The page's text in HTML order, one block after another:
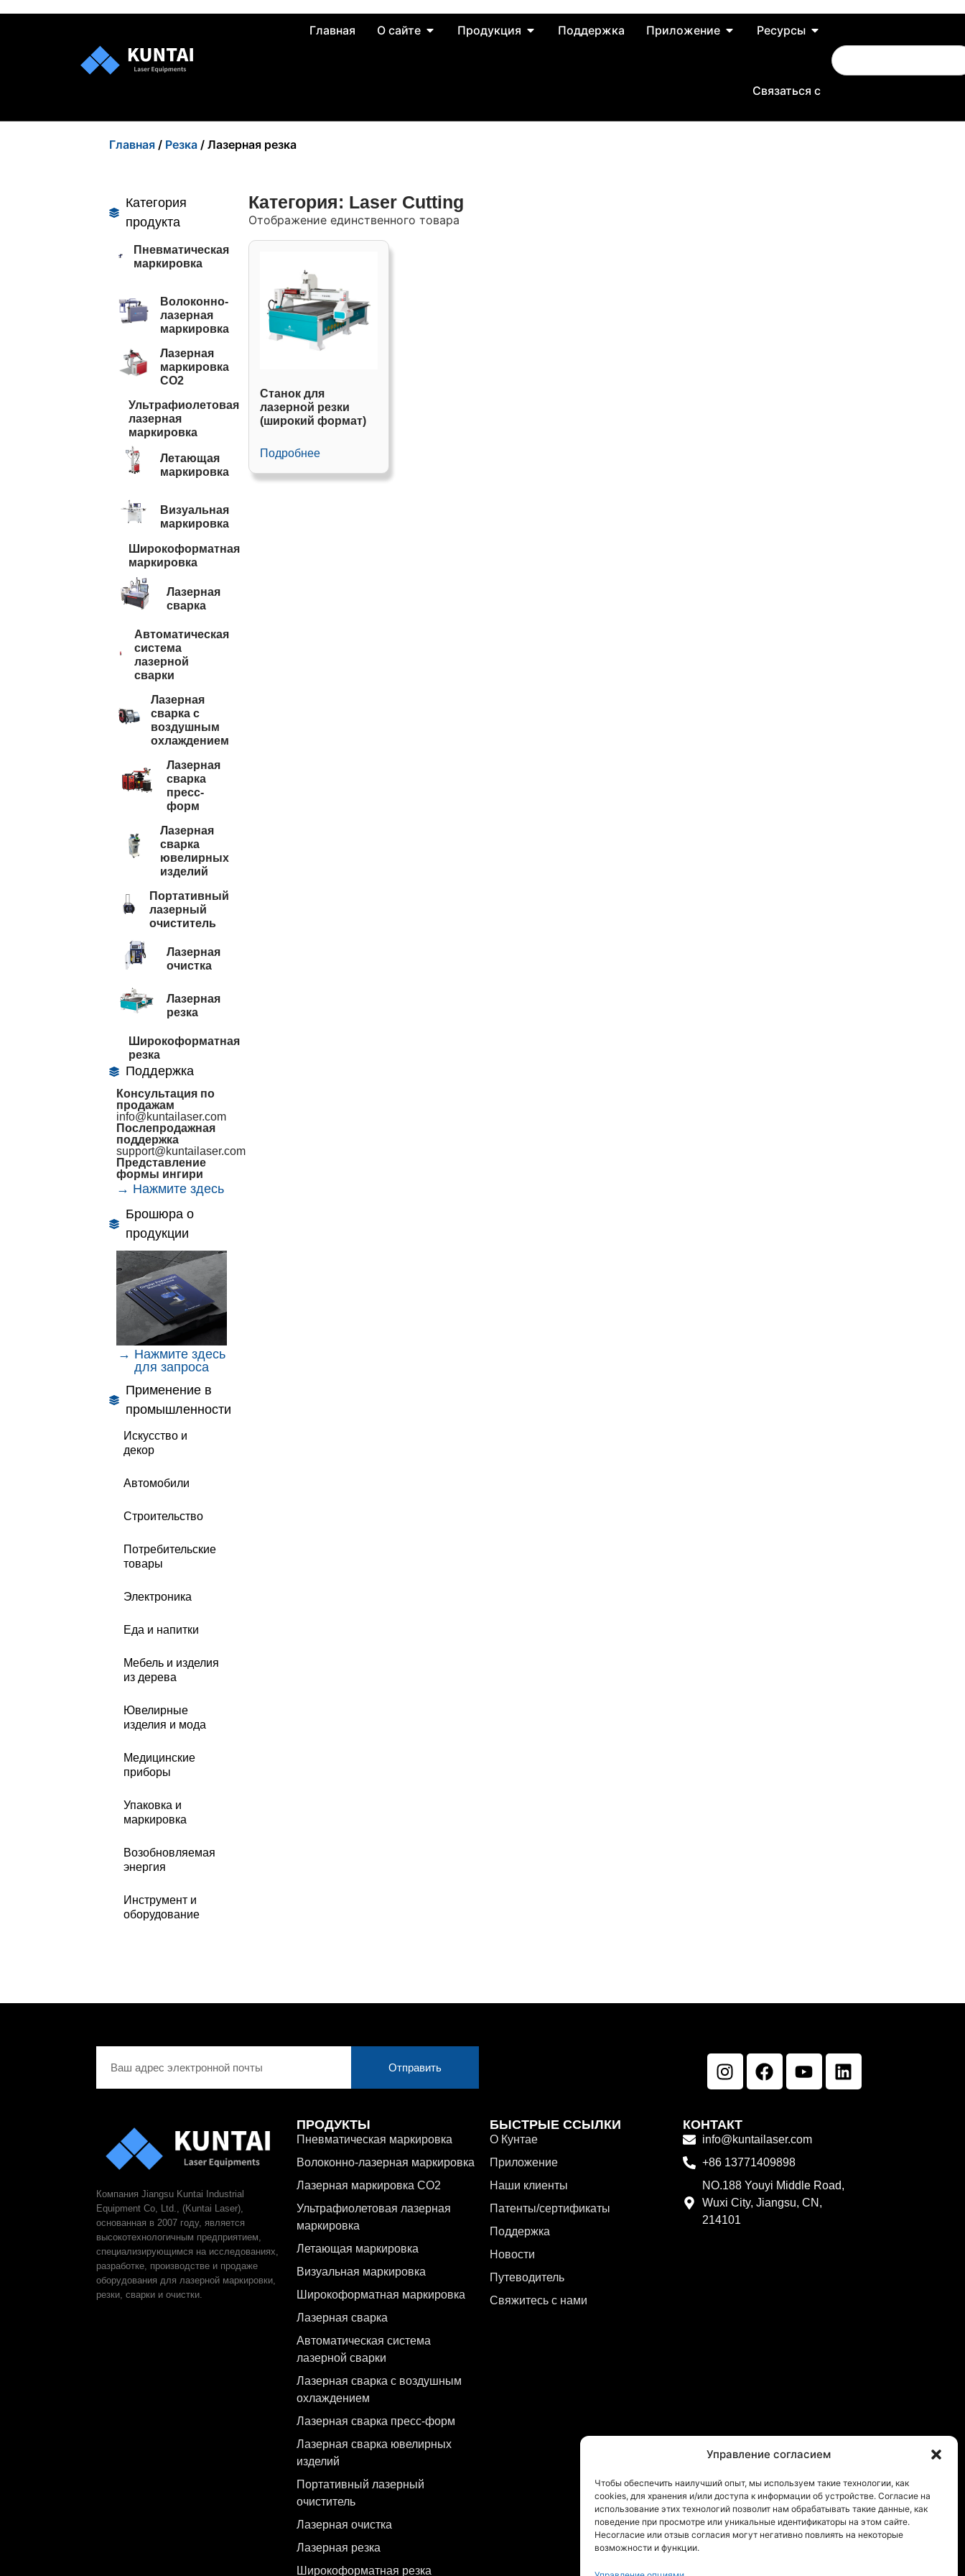
Управление согласием
Чтобы обеспечить наилучший опыт, мы используем такие технологии, как
cookies, для хранения и/или доступа к информации об устройстве. Согласие на
использование этих технологий позволит нам обрабатывать такие данные, как
поведение при просмотре или уникальные идентификаторы на этом сайте.
Несогласие или отзыв согласия могут негативно повлиять на некоторые
возможности и функции.
Главная О сайте Продукция Поддержка Приложение Ресурсы
Связаться с
Главная / Резка / Лазерная резка
Категория
продукта
Пневматическая
маркировка
Волоконно-
лазерная
маркировка
Лазерная
маркировка
CO2
Ультрафиолетовая
лазерная
маркировка
Летающая
маркировка
Визуальная
маркировка
Широкоформатная
маркировка
Лазерная
сварка
Автоматическая
система
лазерной
сварки
Лазерная
сварка с
воздушным
охлаждением
Лазерная
сварка
пресс-
форм
Лазерная
сварка
ювелирных
изделий
Портативный
лазерный
очиститель
Лазерная
очистка
Лазерная
резка
Широкоформатная
резка
Поддержка
Консультация по
продажам
info@kuntailaser.com
Послепродажная
поддержка
support@kuntailaser.com
Представление
формы ингири
→ Нажмите здесь
Брошюра о
продукции
→ Нажмите здесь
для запроса
Применение в
промышленности
Искусство и
декор
Автомобили
Строительство
Потребительские
товары
Электроника
Еда и напитки
Мебель и изделия
из дерева
Ювелирные
изделия и мода
Медицинские
приборы
Упаковка и
маркировка
Возобновляемая
энергия
Инструмент и
оборудование
Категория: Laser Cutting
Отображение единственного товара
Станок для
лазерной резки
(широкий формат)
Подробнее
Отправить
Компания Jiangsu Kuntai Industrial
Equipment Co, Ltd., (Kuntai Laser),
основанная в 2007 году, является
высокотехнологичным предприятием,
специализирующимся на исследованиях,
разработке, производстве и продаже
оборудования для лазерной маркировки,
резки, сварки и очистки.
ПРОДУКТЫ
Пневматическая маркировка
Волоконно-лазерная маркировка
Лазерная маркировка CO2
Ультрафиолетовая лазерная
маркировка
Летающая маркировка
Визуальная маркировка
Широкоформатная маркировка
Лазерная сварка
Автоматическая система
лазерной сварки
Лазерная сварка с воздушным
охлаждением
Лазерная сварка пресс-форм
Лазерная сварка ювелирных
изделий
Портативный лазерный
очиститель
Лазерная очистка
Лазерная резка
Широкоформатная резка
БЫСТРЫЕ ССЫЛКИ
О Кунтае
Приложение
Наши клиенты
Патенты/сертификаты
Поддержка
Новости
Путеводитель
Свяжитесь с нами
КОНТАКТ
info@kuntailaser.com
+86 13771409898
NO.188 Youyi Middle Road,
Wuxi City, Jiangsu, CN,
214101